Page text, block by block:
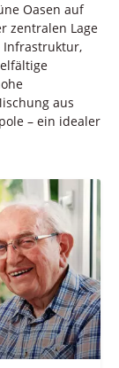
Oasen auf
zentralen Lage
Infrastruktur,
aus
– ein idealer